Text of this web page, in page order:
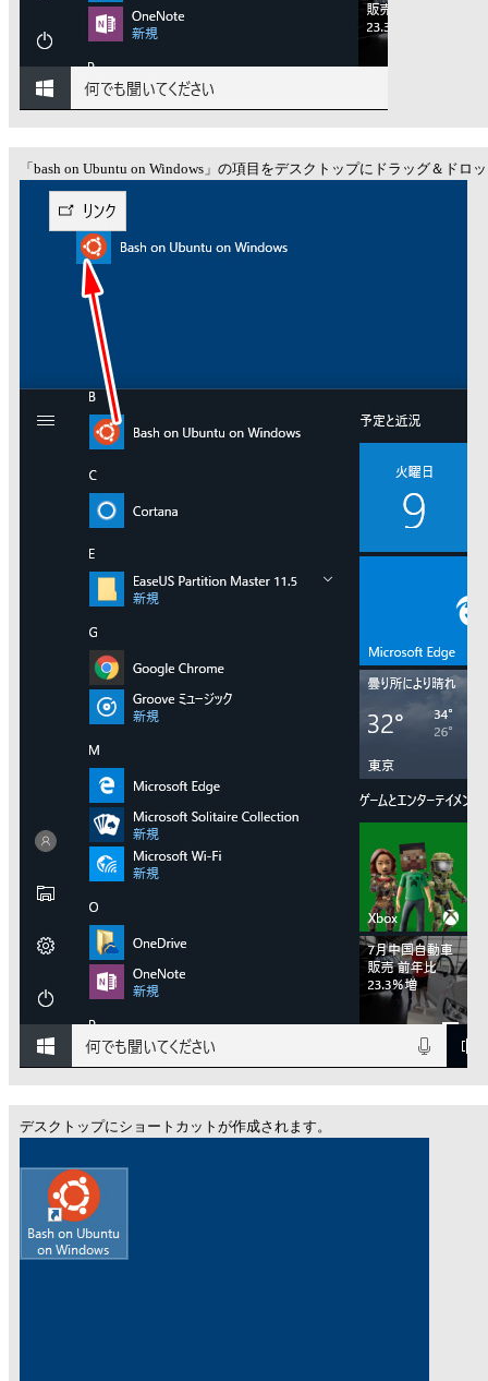
「bash on Ubuntu on Windows」の項目をデスクトップにドラッグ＆ドロ
デスクトップにショートカットが作成されます。